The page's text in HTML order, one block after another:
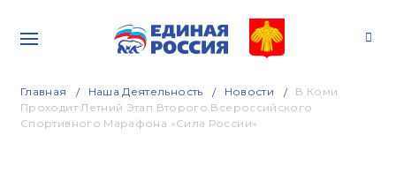
Главная Наша Деятельность Новости
В Коми
Проходит Летний Этап Второго Всероссийского
Спортивного Марафона «Сила России»